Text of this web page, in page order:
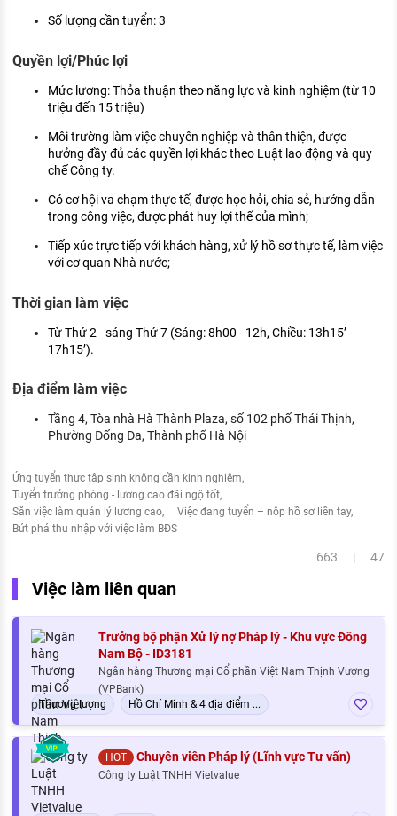
Số lượng cần tuyển: 3
Quyền lợi/Phúc lợi
Mức lương: Thỏa thuận theo năng lực và kinh nghiệm (từ 10
triệu đến 15 triệu)
Môi trường làm việc chuyên nghiệp và thân thiện, được
hưởng đầy đủ các quyền lợi khác theo Luật lao động và quy
chế Công ty.
Có cơ hội va chạm thực tế, được học hỏi, chia sẻ, hướng dẫn
trong công việc, được phát huy lợi thế của mình;
Tiếp xúc trực tiếp với khách hàng, xử lý hồ sơ thực tế, làm việc
với cơ quan Nhà nước;
Thời gian làm việc
Từ Thứ 2 - sáng Thứ 7 (Sáng: 8h00 - 12h, Chiều: 13h15’ -
17h15’).
Địa điểm làm việc
Tầng 4, Tòa nhà Hà Thành Plaza, số 102 phố Thái Thịnh,
Phường Đống Đa, Thành phố Hà Nội
Ứng tuyển thực tập sinh không cần kinh nghiệm
Tuyển trưởng phòng - lương cao đãi ngộ tốt
Săn việc làm quản lý lương cao
Việc đang tuyển – nộp hồ sơ liền tay
Bứt phá thu nhập với việc làm BĐS
663 | 47
Việc làm liên quan
Trưởng bộ phận Xử lý nợ Pháp lý - Khu vực Đông
Nam Bộ - ID3181
Ngân hàng Thương mại Cổ phần Việt Nam Thịnh Vượng
(VPBank)
Thương lượng
Hồ Chí Minh & 4 địa điểm ...
HOT Chuyên viên Pháp lý (Lĩnh vực Tư vấn)
Công ty Luật TNHH Vietvalue